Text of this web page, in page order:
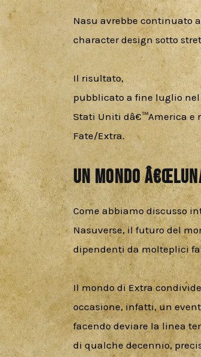
Nasu avrebbe continuato
character design sotto
Il risultato,
pubblicato a fine luglio nel
Stati Uniti dâ€™America e
Fate/Extra.
Un mondo
Come abbiamo discusso
Nasuverse, il futuro del
dipendenti da molteplici
Il mondo di Extra
occasione, infatti, un
facendo deviare la linea
di qualche decennio,